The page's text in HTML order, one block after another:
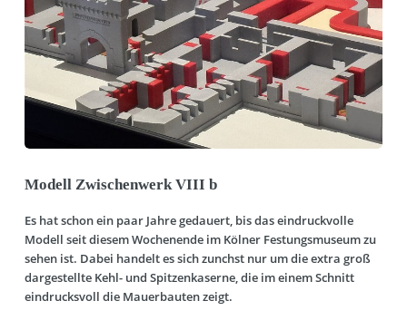
Modell Zwischenwerk VIII b
Es hat schon ein paar Jahre gedauert, bis das eindruckvolle
Modell seit diesem Wochenende im Kölner Festungsmuseum zu
sehen ist. Dabei handelt es sich zunchst nur um die extra groß
dargestellte Kehl- und Spitzenkaserne, die im einem Schnitt
eindrucksvoll die Mauerbauten zeigt.